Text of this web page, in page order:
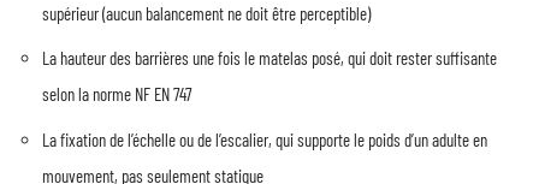
supérieur (aucun balancement ne doit être perceptible)
La hauteur des barrières une fois le matelas posé, qui doit rester suffisante
selon la norme NF EN 747
La fixation de l’échelle ou de l’escalier, qui supporte le poids d’un adulte en
mouvement, pas seulement statique